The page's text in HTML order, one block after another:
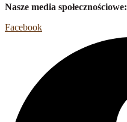
Nasze media społecznościowe:
Facebook